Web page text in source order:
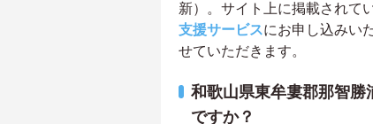
新）。サイト上に掲載されて
支援サービスにお申し込みい
せていただきます。
和歌山県東牟婁郡那智勝
ですか？